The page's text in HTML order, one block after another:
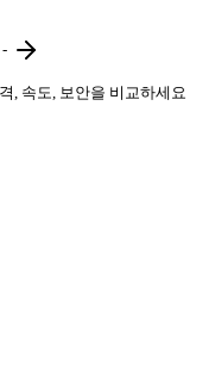
-
, 속도, 보안을 비교하세요